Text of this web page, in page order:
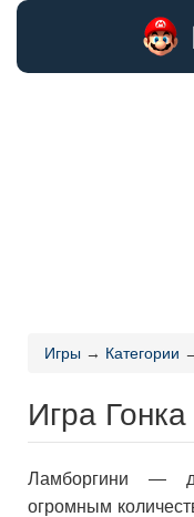
Игры → Категории
Игра
Ламборгини —
огромным